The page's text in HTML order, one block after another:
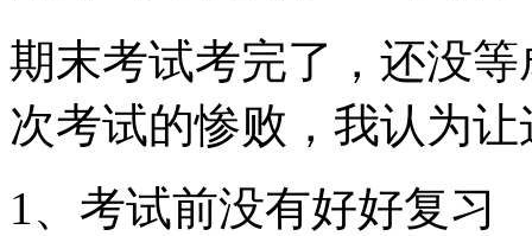
期末考试考完了，还没
次考试的惨败，我认为
1、考试前没有好好复习